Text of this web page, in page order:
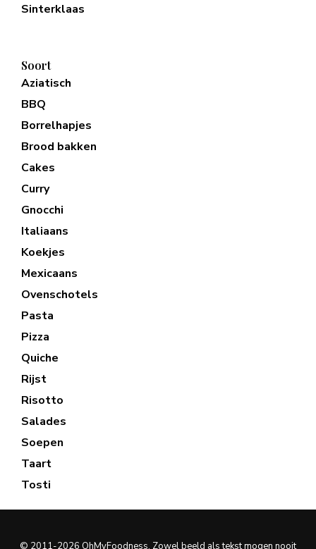
Sinterklaas
Soort
Aziatisch
BBQ
Borrelhapjes
Brood bakken
Cakes
Curry
Gnocchi
Italiaans
Koekjes
Mexicaans
Ovenschotels
Pasta
Pizza
Quiche
Rijst
Risotto
Salades
Soepen
Taart
Tosti
© 2011-2026 OhMyFoodness. Zowel beeld als tekst mogen nooit